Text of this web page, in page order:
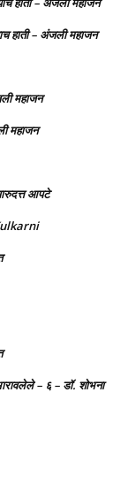
हाती – अंजली महाजन
महाजन
महाजन
आपटे
– ६ – डॉ. शोभना